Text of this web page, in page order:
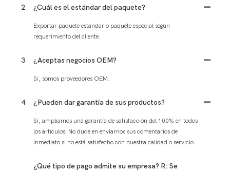
2 ¿Cuál es el estándar del paquete?
Exportar paquete estándar o paquete especial según
requerimiento del cliente.
3 ¿Aceptas negocios OEM?
Sí, somos proveedores OEM.
4 ¿Pueden dar garantía de sus productos?
Sí, ampliamos una garantía de satisfacción del 100% en todos
los artículos. No dude en enviarnos sus comentarios de
inmediato si no está satisfecho con nuestra calidad o servicio.
¿Qué tipo de pago admite su empresa? R: Se